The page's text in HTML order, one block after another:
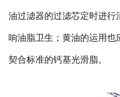
油过滤器的过滤芯定时进行
响油脂卫生；黄油的运用也
契合标准的钙基光滑脂。